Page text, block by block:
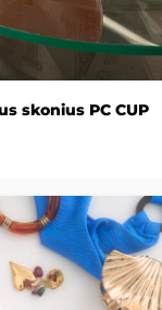
skonius PC CUP